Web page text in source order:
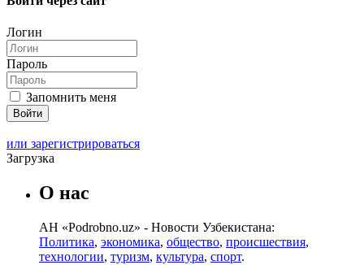
Логин
Пароль
Запомнить меня
или зарегистрироваться
Загрузка
О нас
АН «Podrobno.uz» - Новости Узбекистана:
Политика, экономика, общество, происшествия,
технологии, туризм, культура, спорт.